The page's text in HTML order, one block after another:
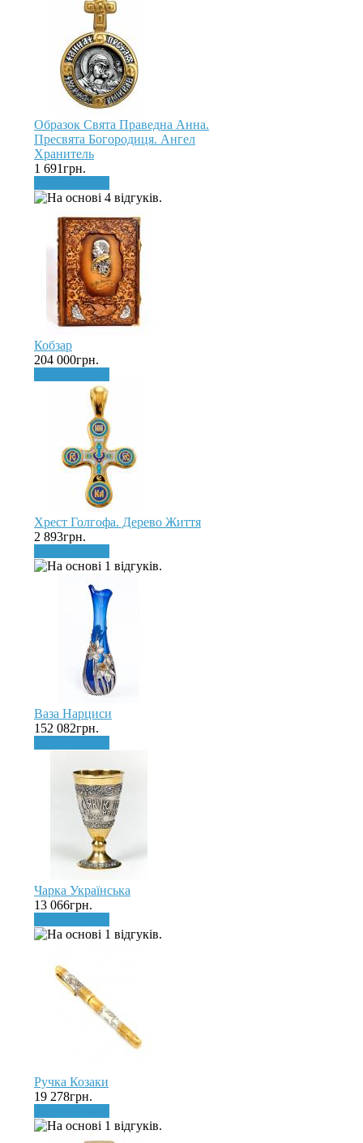
Образок Свята Праведна Анна.
Пресвята Богородиця. Ангел
Хранитель
1 691грн.
Кобзар
204 000грн.
Хрест Голгофа. Дерево Життя
2 893грн.
Ваза Нарциси
152 082грн.
Чарка Українська
13 066грн.
Ручка Козаки
19 278грн.